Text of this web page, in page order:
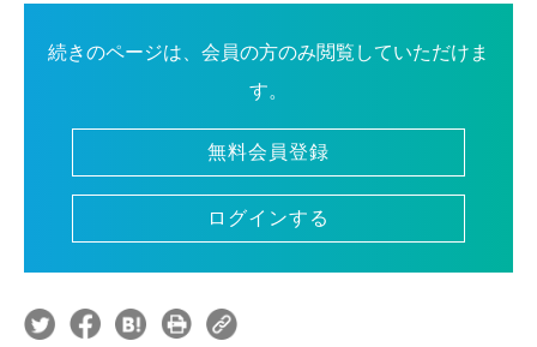
続きのページは、会員の方のみ閲覧していただけま
す。
無料会員登録
ログインする